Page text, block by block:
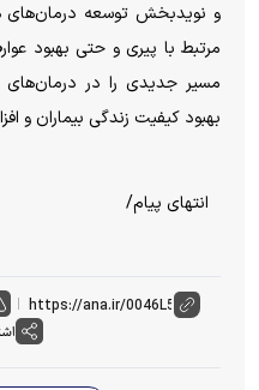
و نویدبخش توسعه درمان‌های
مرتبط با پیری و حتی بهبود
مسیر جدیدی را در درمان‌های
بهبود کیفیت زندگی بیماران و
انتهای پیام/